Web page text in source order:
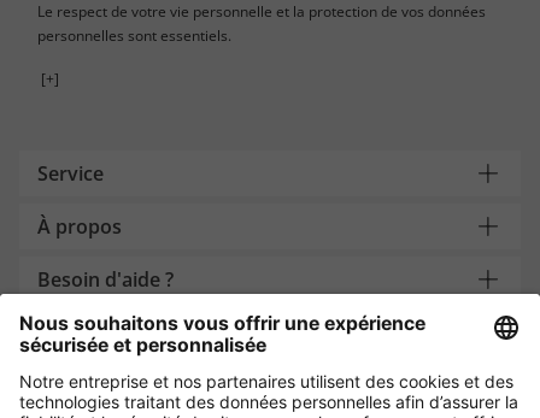
Le respect de votre vie personnelle et la protection de vos données
personnelles sont essentiels.
[+]
Service
À propos
Besoin d'aide ?
Payment and Delivery
Protection des données par